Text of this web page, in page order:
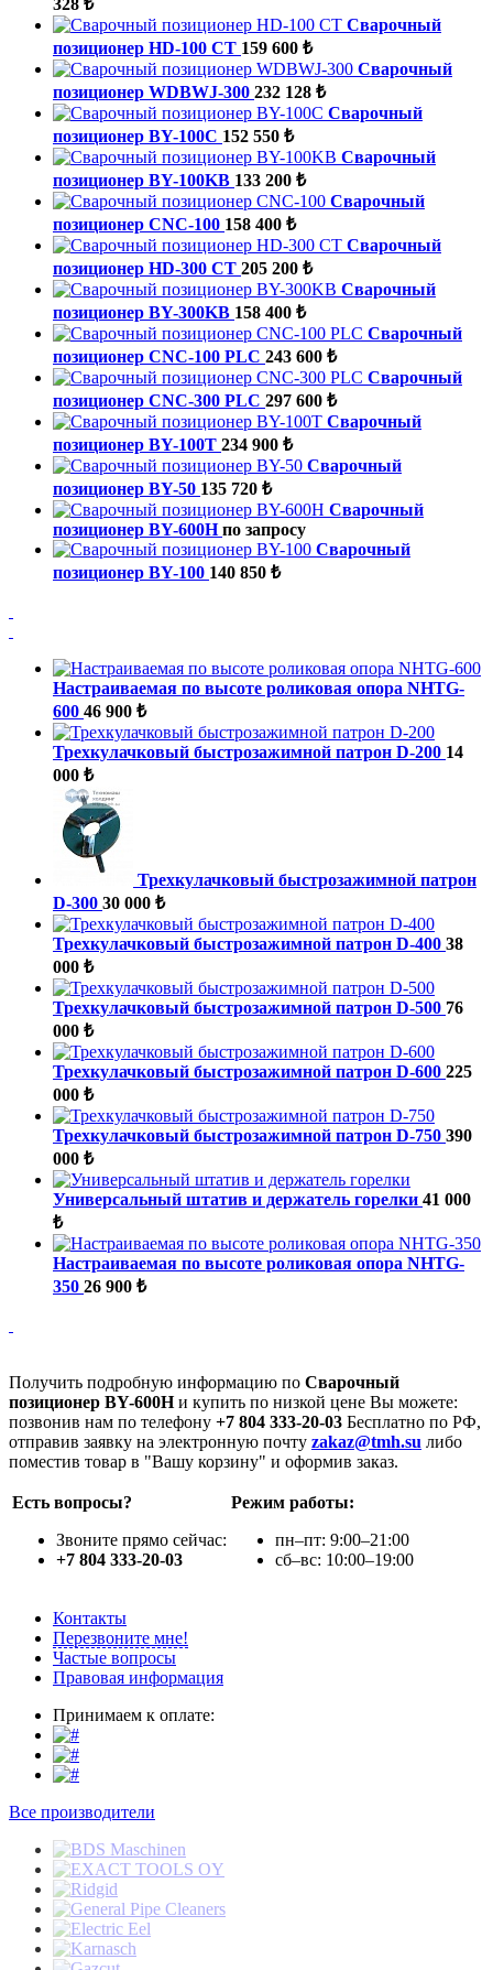
Сварочный
позиционер HD-100 CT 159 600 ₺
Сварочный
позиционер WDBWJ-300 232 128 ₺
Сварочный
позиционер BY-100C 152 550 ₺
Сварочный
позиционер BY-100KB 133 200 ₺
Сварочный
позиционер CNC-100 158 400 ₺
Сварочный
позиционер HD-300 CT 205 200 ₺
Сварочный
позиционер BY-300KB 158 400 ₺
Сварочный
позиционер CNC-100 PLC 243 600 ₺
Сварочный
позиционер CNC-300 PLC 297 600 ₺
Сварочный
позиционер BY-100T 234 900 ₺
Сварочный
позиционер BY-50 135 720 ₺
Сварочный
позиционер BY-600H по запросу
Сварочный
позиционер BY-100 140 850 ₺
Настраиваемая по высоте роликовая опора NHTG-
600 46 900 ₺
Трехкулачковый быстрозажимной патрон D-200 14
000 ₺
Трехкулачковый быстрозажимной патрон
D-300 30 000 ₺
Трехкулачковый быстрозажимной патрон D-400 38
000 ₺
Трехкулачковый быстрозажимной патрон D-500 76
000 ₺
Трехкулачковый быстрозажимной патрон D-600 225
000 ₺
Трехкулачковый быстрозажимной патрон D-750 390
000 ₺
Универсальный штатив и держатель горелки 41 000
₺
Настраиваемая по высоте роликовая опора NHTG-
350 26 900 ₺
Получить подробную информацию по Сварочный
позиционер BY-600Hи купить по низкой цене Вы можете:
позвонив нам по телефону +7 804 333-20-03 Бесплатно по РФ,
отправив заявку на электронную почту zakaz@tmh.su либо
поместив товар в "Вашу корзину" и оформив заказ.
Есть вопросы?
Звоните прямо сейчас:
+7 804 333-20-03
Режим работы:
пн–пт: 9:00–21:00
сб–вс: 10:00–19:00
Контакты
Перезвоните мне!
Частые вопросы
Правовая информация
Принимаем к оплате:
Все производители